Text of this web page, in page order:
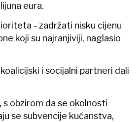
eura.
- zadržati nisku cijenu
koji su najranjiviji, naglasio
i socijalni partneri dali
s obzirom da se okolnosti
se subvencije kućanstva,